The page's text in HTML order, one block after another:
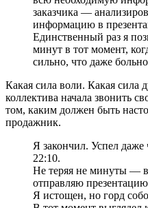
заказчика —
информацию в
Единственный раз я
минут в тот момент,
сильно, что даже
Какая сила воли. Какая сила
коллектива начала звонить
том, каким должен быть
продажник.
Я закончил. Успел даже
22:10.
Не теряя не минуты —
отправляю презентацию
Я истощен, но горд